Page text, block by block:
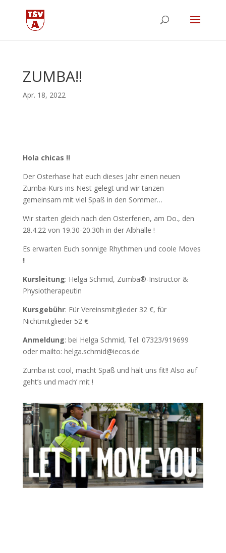
ZUMBA!!
Apr. 18, 2022
Hola chicas !!
Der Osterhase hat euch dieses Jahr einen neuen
Zumba-Kurs ins Nest gelegt und wir tanzen
gemeinsam mit viel Spaß in den Sommer…
Wir starten gleich nach den Osterferien, am Do., den
28.4.22 von 19.30-20.30h in der Albhalle !
Es erwarten Euch sonnige Rhythmen und coole Moves
!!
Kursleitung: Helga Schmid, Zumba®-Instructor &
Physiotherapeutin
Kursgebühr: Für Vereinsmitglieder 32 €, für
Nichtmitglieder 52 €
Anmeldung: bei Helga Schmid, Tel. 07323/919699
oder mailto: helga.schmid@iecos.de
Zumba ist cool, macht Spaß und hält uns fit!! Also auf
geht’s und mach’ mit !